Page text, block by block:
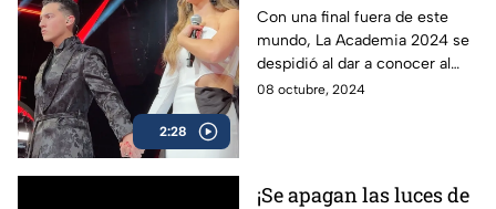
2:28
Academia 2024
Con una final fuera de este
mundo, La Academia 2024 se
despidió al dar a conocer al
ganador: Mario Girón. Aquí
08 octubre, 2024
¡Se apagan las luces de